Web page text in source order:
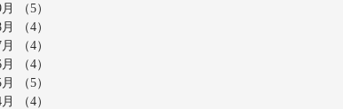
（5）
（4）
（4）
（4）
（5）
（4）